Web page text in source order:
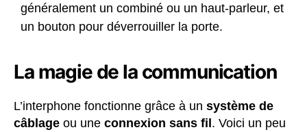
généralement un combiné ou un haut-parleur, et
un bouton pour déverrouiller la porte.
La magie de la communication
L’interphone fonctionne grâce à un système de
câblage ou une connexion sans fil. Voici un peu